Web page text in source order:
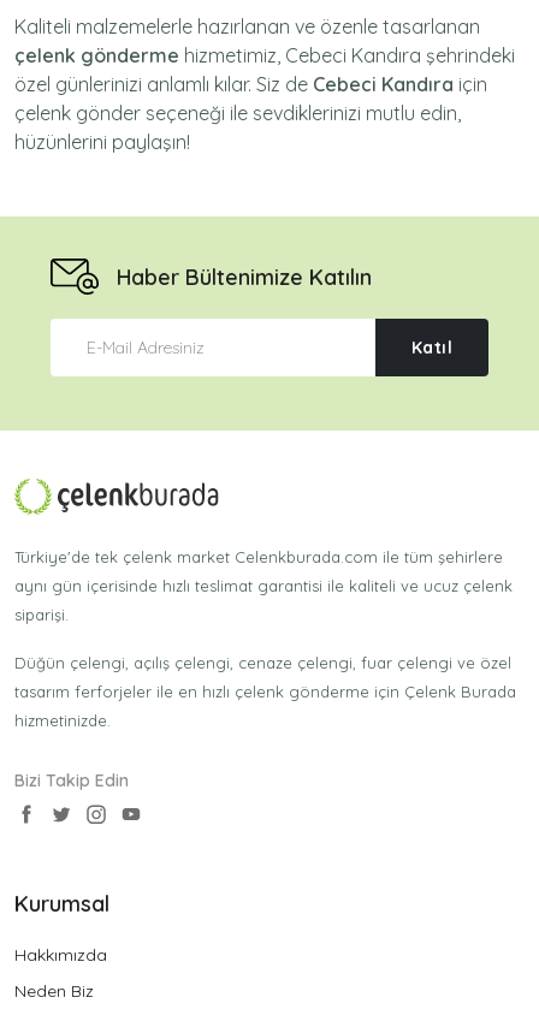
Kaliteli malzemelerle hazırlanan ve özenle tasarlanan
çelenk gönderme hizmetimiz, Cebeci Kandıra şehrindeki
özel günlerinizi anlamlı kılar. Siz de Cebeci Kandıra için
çelenk gönder seçeneği ile sevdiklerinizi mutlu edin,
hüzünlerini paylaşın!
Haber Bültenimize Katılın
Katıl
Türkiye'de tek çelenk market Celenkburada.com ile tüm şehirlere
aynı gün içerisinde hızlı teslimat garantisi ile kaliteli ve ucuz çelenk
siparişi.
Düğün çelengi, açılış çelengi, cenaze çelengi, fuar çelengi ve özel
tasarım ferforjeler ile en hızlı çelenk gönderme için Çelenk Burada
hizmetinizde.
Bizi Takip Edin
Kurumsal
Hakkımızda
Neden Biz